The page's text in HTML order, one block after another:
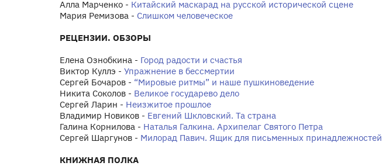
Алла Марченко - Китайский маскарад на русской исторической сцене
Мария Ремизова - Слишком человеческое
РЕЦЕНЗИИ. ОБЗОРЫ
Елена Ознобкина - Город радости и счастья
Виктор Куллэ - Упражнение в бессмертии
Сергей Бочаров - “Мировые ритмы” и наше пушкиноведение
Никита Соколов - Великое государево дело
Сергей Ларин - Неизжитое прошлое
Владимир Новиков - Евгений Шкловский. Та страна
Галина Корнилова - Наталья Галкина. Архипелаг Святого Петра
Сергей Шаргунов - Милорад Павич. Ящик для письменных принадлежностей
КНИЖНАЯ ПОЛКА